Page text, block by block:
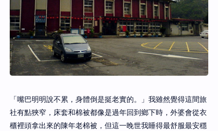
「嘴巴明明說不累，身體倒是挺老實的。」我雖然覺得這間旅
社有點狹窄，床套和棉被都像是過年回到鄉下時，外婆會從衣
櫃裡頭拿出來的陳年老棉被，但這一晚世我睡得最舒服最安穩